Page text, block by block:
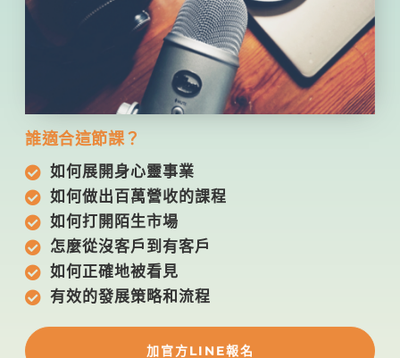
誰適合這節課？
如何展開身心靈事業
如何做出百萬營收的課程
如何打開陌生市場
怎麼從沒客戶到有客戶
如何正確地被看見
有效的發展策略和流程
加官方LINE報名